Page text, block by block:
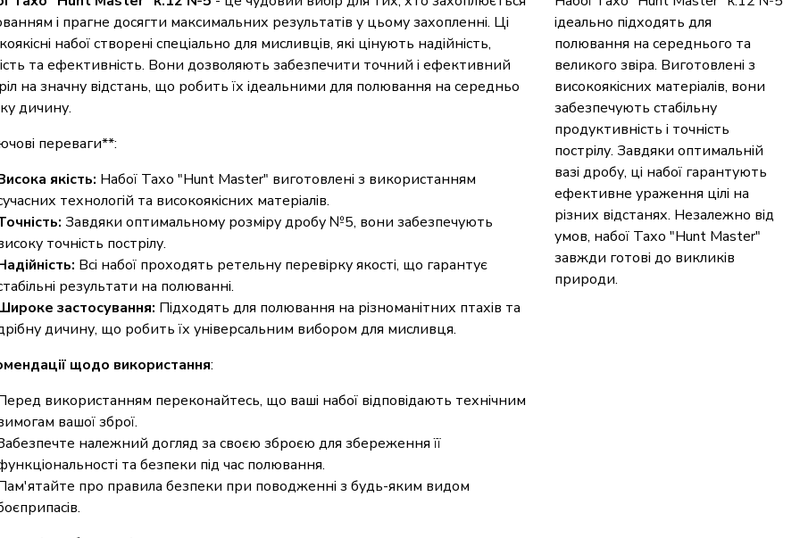
ідеально підходять для
полювання на середнього та
великого звіра. Виготовлені з
високоякісних матеріалів, вони
забезпечують стабільну
продуктивність і точність
пострілу. Завдяки оптимальній
вазі дробу, ці набої гарантують
ефективне ураження цілі на
різних відстанях. Незалежно від
умов, набої Тахо "Hunt Master"
завжди готові до викликів
природи.
і прагне досягти максимальних результатів у цьому захопленні. Ці
набої створені спеціально для мисливців, які цінують надійність,
та ефективність. Вони дозволяють забезпечити точний і ефективний
на значну відстань, що робить їх ідеальними для полювання на середньо
дичину.
переваги**:
якість: Набої Тахо "Hunt Master" виготовлені з використанням
технологій та високоякісних матеріалів.
Завдяки оптимальному розміру дробу №5, вони забезпечують
точність пострілу.
Всі набої проходять ретельну перевірку якості, що гарантує
результати на полюванні.
застосування: Підходять для полювання на різноманітних птахів та
дичину, що робить їх універсальним вибором для мисливця.
щодо використання:
використанням переконайтесь, що ваші набої відповідають технічним
вашої зброї.
належний догляд за своєю зброєю для збереження її
та безпеки під час полювання.
про правила безпеки при поводженні з будь-яким видом